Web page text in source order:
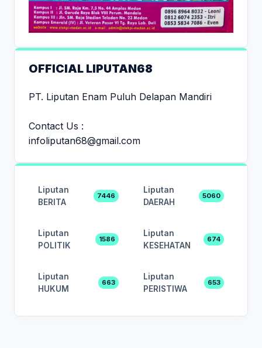
OFFICIAL LIPUTAN68
PT. Liputan Enam Puluh Delapan Mandiri
Contact Us :
infoliputan68@gmail.com
Liputan
BERITA
7446
Liputan
DAERAH
5060
Liputan
POLITIK
1586
Liputan
KESEHATAN
674
Liputan
HUKUM
663
Liputan
PERISTIWA
653